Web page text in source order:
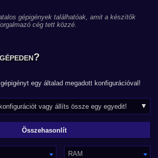
gépigények találhatóak, amit a készítők
cég tett közzé.
egy általad megadott konfigurációval!
RAM